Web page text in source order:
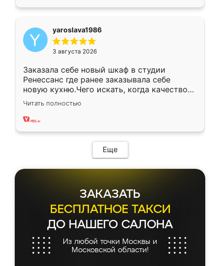
yaroslava1986
3 августа 2026
Заказала себе новый шкаф в студии
Ренессанс где ранее заказывала себе
новую кухню.Чего искать, когда качеством
вполне довольна. Служит кухня уже почти
два года, нареканий нет.
Читать полностью
Еще
ЗАКАЗАТЬ
БЕСПЛАТНОЕ ТАКСИ
ДО НАШЕГО САЛОНА
Из любой точки Москвы и
Московской области!